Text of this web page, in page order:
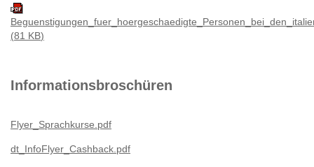
81 KB
Informationsbroschüren
Flyer_Sprachkurse.pdf
dt_InfoFlyer_Cashback.pdf